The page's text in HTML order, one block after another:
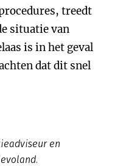
treedt
situatie van
is in het geval
dat dit snel
en